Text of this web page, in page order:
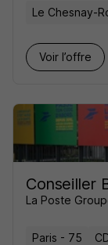
Le Chesnay-
Voir l’offre
Conseiller
La Poste
Paris - 75